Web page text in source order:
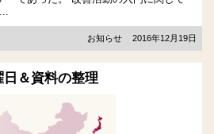
お知らせ 2016年12月19日
＆資料の整理